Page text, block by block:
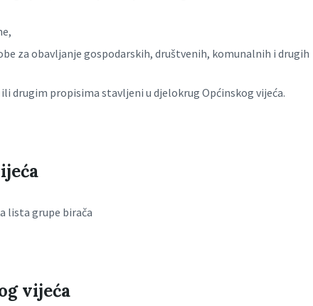
za obavljanje gospodarskih, društvenih, komunalnih i drugih
drugim propisima stavljeni u djelokrug Općinskog vijeća.
lista grupe birača
vijeća